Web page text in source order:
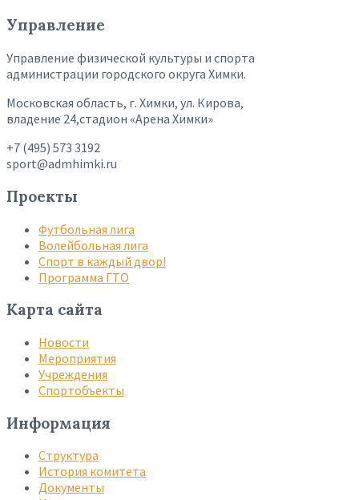
Управление
Управление физической культуры и спорта
администрации городского округа Химки.
Московская область, г. Химки, ул. Кирова,
владение 24,стадион «Арена Химки»
+7 (495) 573 3192
sport@admhimki.ru
Проекты
Футбольная лига
Волейбольная лига
Спорт в каждый двор!
Программа ГТО
Карта сайта
Новости
Мероприятия
Учреждения
Спортобъекты
Информация
Структура
История комитета
Документы